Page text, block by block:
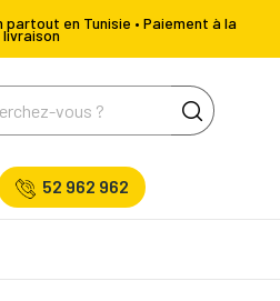
en Tunisie • Paiement à la
livraison
52 962 962